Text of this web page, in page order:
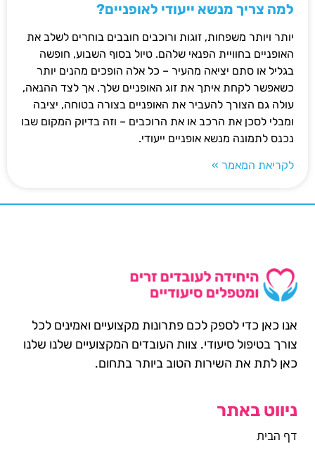
למה צריך מנשא ייעודי לאופניים?
יותר ויותר משפחות, זוגות ורוכבים חובבים בוחרים לשלב את
האופניים בחוויית הפנאי שלהם. טיול בסוף השבוע, חופשה
בגליל או סתם יציאה מהעיר – כל אלה הופכים מהנים יותר
כשאפשר לקחת איתך את זוג האופניים שלך. אך לצד ההנאה,
עולה גם הצורך להעביר את האופניים בצורה בטוחה, יציבה
ומבלי לסכן את הרכב או את הרוכבים – וזה בדיוק המקום שבו
נכנס לתמונה מנשא אופניים ייעודי.
לקריאת המאמר »
אנו כאן כדי לספק לכם פתרונות מקצועיים ואמינים לכל
צורך בטיפול סיעודי. צוות העובדים המקצועיים שלנו שלנו
כאן לתת את השירות הטוב ביותר בתחום.
ניווט באתר
דף הבית